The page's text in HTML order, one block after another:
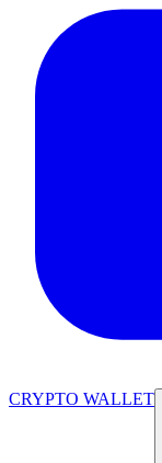
CRYPTO WALLET